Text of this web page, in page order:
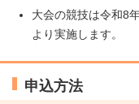
大会の競技は令和8
より実施します。
申込方法